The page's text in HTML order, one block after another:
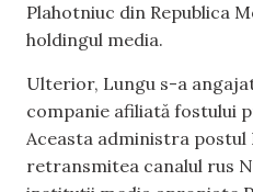
Plahotniuc din Republica
holdingul media.
Ulterior, Lungu s-a angajat
companie afiliată fostului
Aceasta administra postul
retransmitea canalul rus